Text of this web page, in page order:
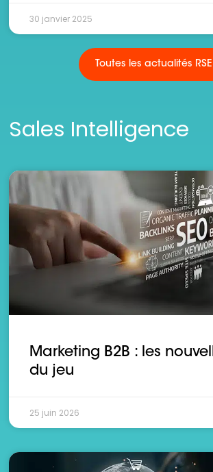
30 janvier 2025
Toutes les actualités RSE
Sales Intelligence
Marketing B2B : les
du jeu
25 juin 2026